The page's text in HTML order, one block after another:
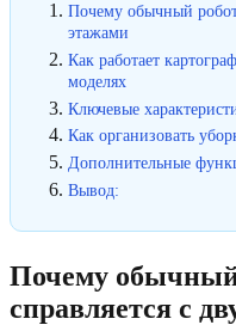
Почему обычный
этажами
Как работает
моделях
Ключевые
Как организовать
Дополнительные
Вывод:
Почему обычный
справляется с